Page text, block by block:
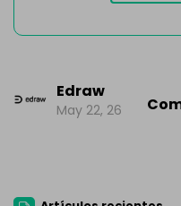
Edraw
May 22, 26